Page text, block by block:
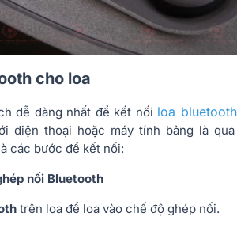
cho loa
dễ dàng nhất để kết nối loa bluetooth
điện thoại hoặc máy tính bảng là qua
các bước để kết nối:
nối Bluetooth
trên loa để loa vào chế độ ghép nối.